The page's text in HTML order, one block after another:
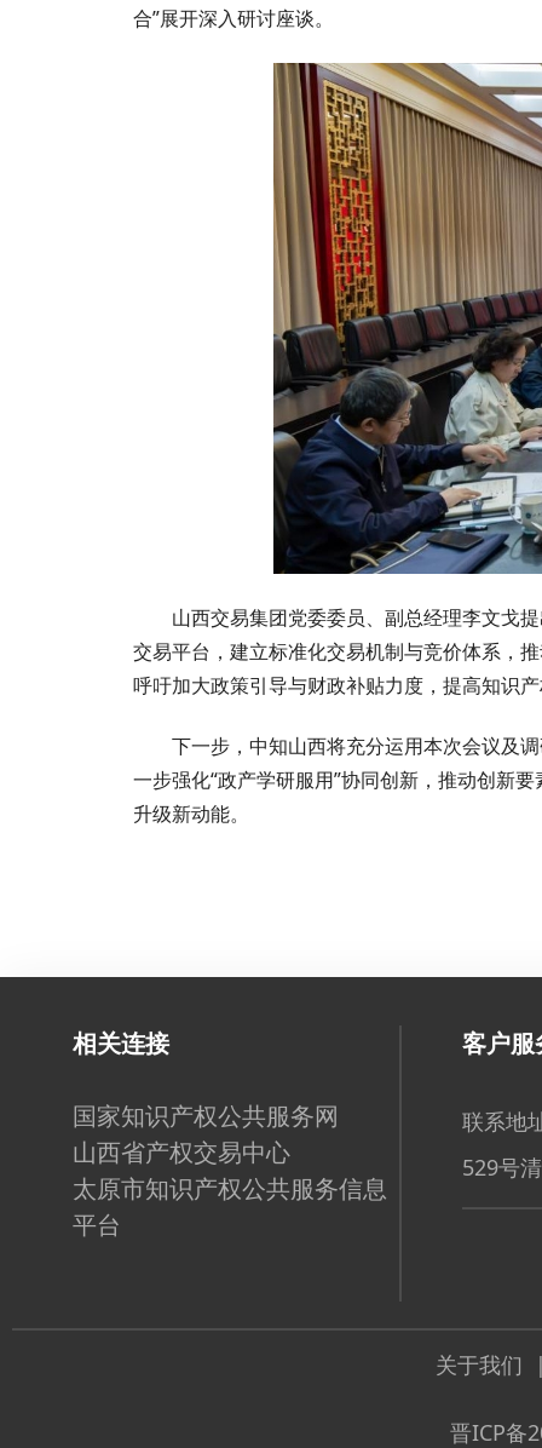
合”展开深入研讨座谈。
山西交易集团党委委员、副总经理李文戈
交易平台，建立标准化交易机制与竞价体系，
呼吁加大政策引导与财政补贴力度，提高知识
下一步，中知山西将充分运用本次会议及
一步强化“政产学研服用”协同创新，推动创新
升级新动能。
相关连接
国家知识产权公共服务网
山西省产权交易中心
太原市知识产权公共服务信息
平台
客户服
联系地
529号
关于我们
晋ICP备